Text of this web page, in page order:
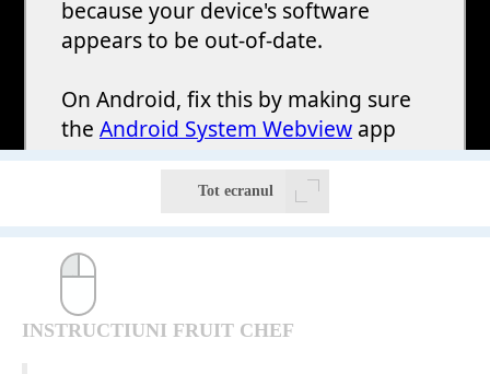
Tot ecranul
INSTRUCTIUNI FRUIT CHEF